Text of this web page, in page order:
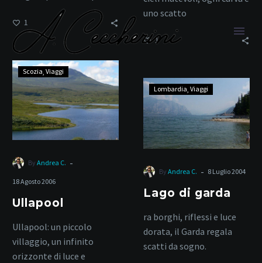
Montagne
Tag
1
uno scatto
indimenticabile.
1
Ullapool
Scozia Viaggi
By Andrea C. -
18 Agosto 2006
Ullapool
Ullapool: un piccolo
villaggio, un infinito
orizzonte di luce e
Lago
di
garda
Lombardia Viaggi
By Andrea C. - 8 Luglio 2004
Lago di garda
ra borghi, riflessi e luce
dorata, il Garda regala
scatti da sogno.